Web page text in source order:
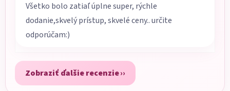
Všetko bolo zatiaľ úplne super, rýchle
dodanie,skvelý prístup, skvelé ceny.. určite
odporúčam:)
Zobraziť ďalšie recenzie